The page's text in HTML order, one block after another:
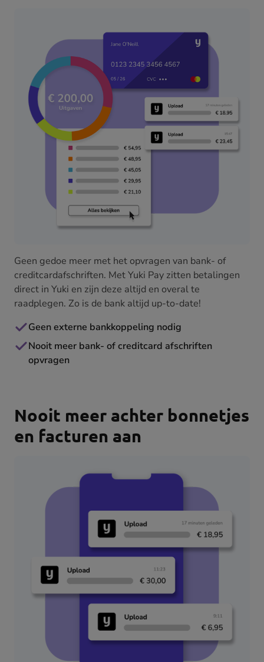
Geen gedoe meer met het opvragen van bank- of
creditcardafschriften. Met Yuki Pay zitten betalingen
direct in Yuki en zijn deze altijd en overal te
raadplegen. Zo is de bank altijd up-to-date!
Geen externe bankkoppeling nodig
Nooit meer bank- of creditcard afschriften
opvragen
Nooit meer achter bonnetjes
en facturen aan